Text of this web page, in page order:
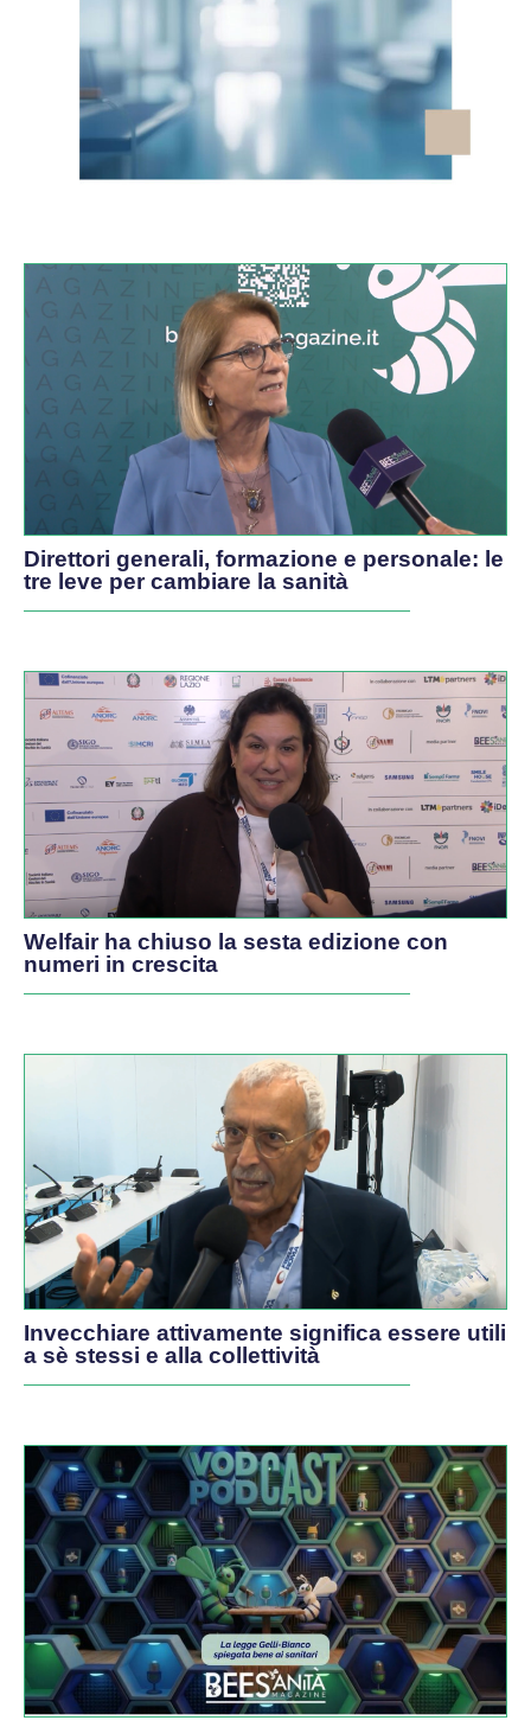
Direttori generali, formazione e personale: le
tre leve per cambiare la sanità
Welfair ha chiuso la sesta edizione con
numeri in crescita
Invecchiare attivamente significa essere utili
a sè stessi e alla collettività
PODCAST